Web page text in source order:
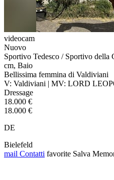
videocam
Nuovo
Sportivo Tedesco / Sportivo
cm, Baio
Bellissima femmina di Valdiviani
V: Valdiviani | MV: LORD
Dressage
18.000 €
18.000 €
DE
Bielefeld
mail Contatti favorite Salva